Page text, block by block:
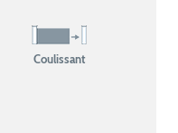
Coulissant